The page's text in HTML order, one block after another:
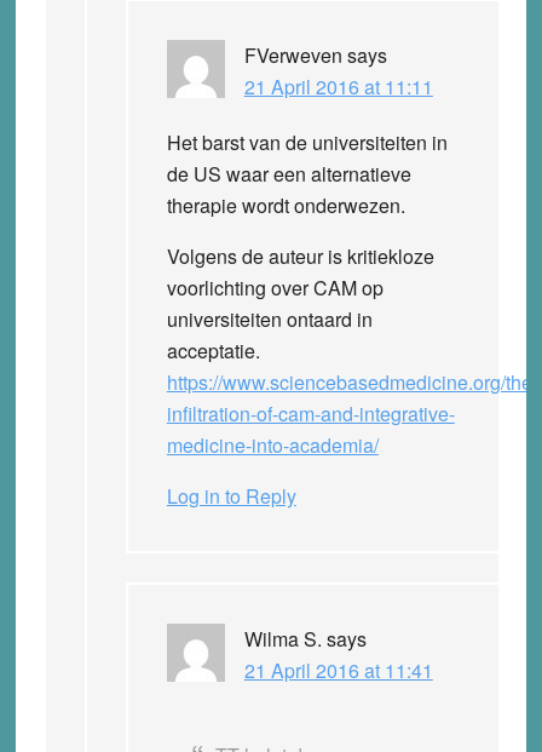
FVerweven says
21 April 2016 at 11:11
Het barst van de universiteiten in
de US waar een alternatieve
therapie wordt onderwezen.
Volgens de auteur is kritiekloze
voorlichting over CAM op
universiteiten ontaard in
acceptatie.
https://www.sciencebasedmedicine.org/the-
infiltration-of-cam-and-integrative-
medicine-into-academia/
Log in to Reply
Wilma S. says
21 April 2016 at 11:41